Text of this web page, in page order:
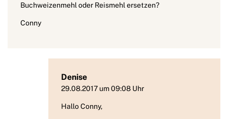
Buchweizenmehl oder Reismehl ersetzen?
Conny
Denise
29.08.2017 um 09:08 Uhr
Hallo Conny,